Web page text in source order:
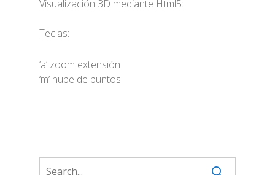
Visualización 3D mediante Html5:
Teclas:
‘a’ zoom extensión
‘m’ nube de puntos